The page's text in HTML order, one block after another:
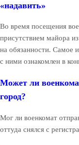
«надавить»
Во время посещения
присутствием майора
на обязанности. Самое
с ними ознакомлен в
Может ли
город?
Мог ли военкомат
оттуда снялся с